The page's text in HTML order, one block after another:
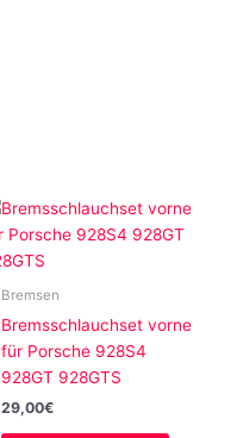
Bremsen
Bremsschlauchset vorne
für Porsche 928S4
928GT 928GTS
29,00€